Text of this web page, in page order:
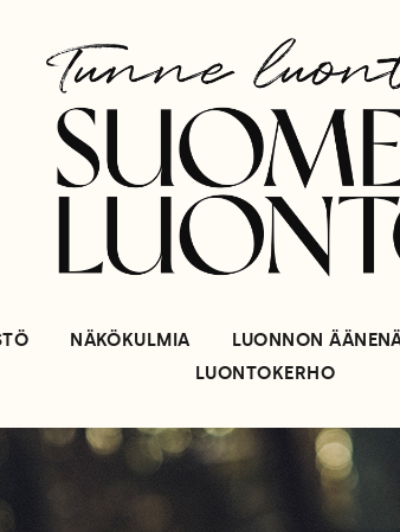
NÄKÖKULMIA LUONNON
LUONTOKERHO